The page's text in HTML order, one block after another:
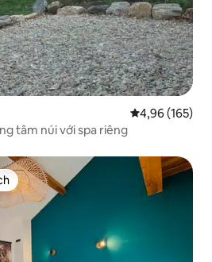
Xếp hạng
4,96 (165)
tâm núi với spa riêng